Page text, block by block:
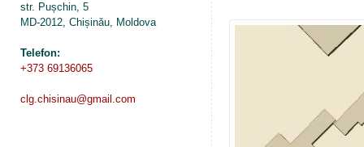
str. Pușchin, 5
MD-2012, Chișinău, Moldova
Telefon:
+373 69136065
clg.chisinau@gmail.com